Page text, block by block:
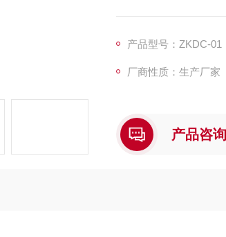
产品型号：ZKDC-01
厂商性质：生产厂家
产品咨询